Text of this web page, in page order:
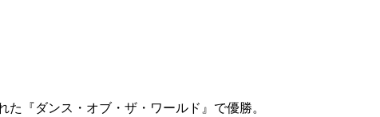
『ダンス・オブ・ザ・ワールド』で優勝。